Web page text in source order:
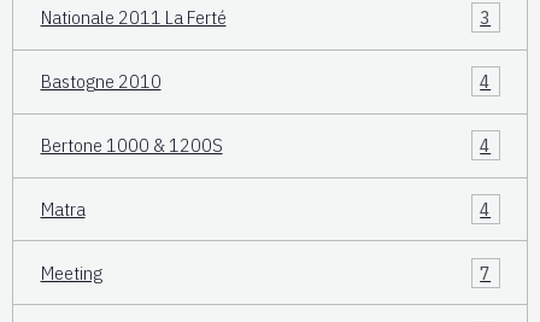
Nationale 2011 La Ferté 3
Bastogne 2010 4
Bertone 1000 & 1200S 4
Matra 4
Meeting 7